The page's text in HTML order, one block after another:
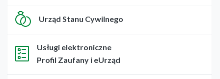
Urząd Stanu Cywilnego
Usługi elektroniczne
Profil Zaufany i eUrząd